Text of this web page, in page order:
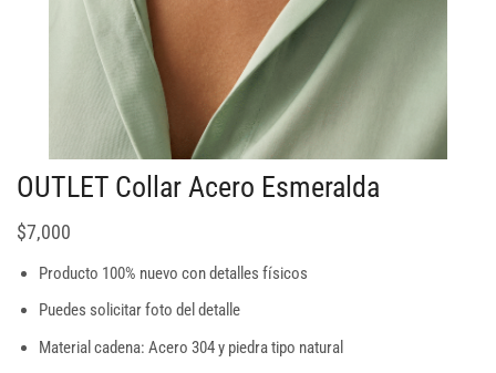
OUTLET Collar Acero Esmeralda
$7,000
Producto 100% nuevo con detalles físicos
Puedes solicitar foto del detalle
Material cadena: Acero 304 y piedra tipo natural